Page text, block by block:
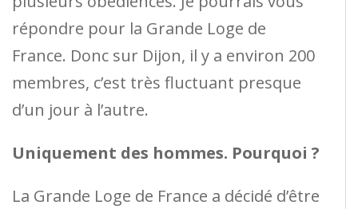
répondre pour la Grande Loge de
France. Donc sur Dijon, il y a environ 200
membres, c’est très fluctuant presque
d’un jour à l’autre.
Uniquement des hommes. Pourquoi ?
La Grande Loge de France a décidé d’être